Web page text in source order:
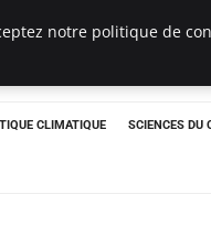
CLIMATIQUE SCIENCES DU
notre politique de